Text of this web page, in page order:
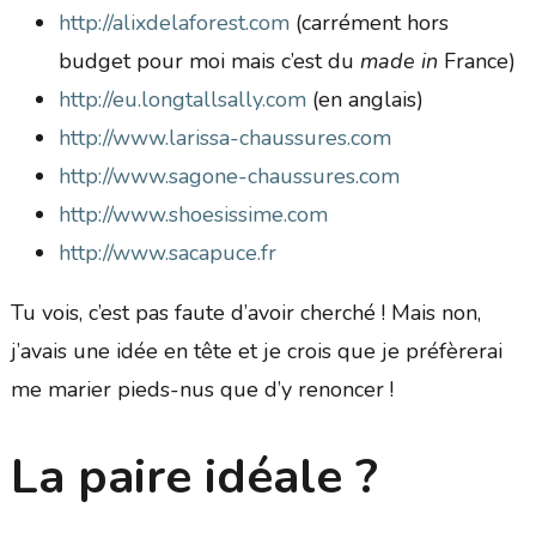
http://alixdelaforest.com(carrément hors
budget pour moi mais c’est du made in France)
http://eu.longtallsally.com(en anglais)
http://www.larissa-chaussures.com
http://www.sagone-chaussures.com
http://www.shoesissime.com
http://www.sacapuce.fr
Tu vois, c’est pas faute d’avoir cherché ! Mais non,
j’avais une idée en tête et je crois que je préfèrerai
me marier pieds-nus que d’y renoncer !
La paire idéale ?